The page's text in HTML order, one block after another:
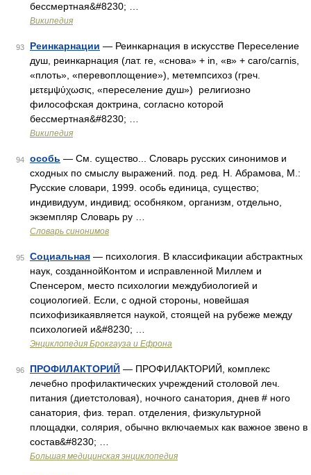
бессмертная&#8230; …
Википедия
93 Реинкарнации — Реинкарнация в искусстве Переселение
душ, реинкарнация (лат. re, «снова» + in, «в» + caro/carnis,
«плоть», «перевоплощение»), метемпсихоз (греч.
μετεμψύχωσις, «переселение душ») религиозно
философская доктрина, согласно которой
бессмертная&#8230; …
Википедия
94 особь — См. существо... Словарь русских синонимов и
сходных по смыслу выражений. под. ред. Н. Абрамова, М.:
Русские словари, 1999. особь единица, существо;
индивидуум, индивид; особняком, организм, отдельно,
экземпляр Словарь ру …
Словарь синонимов
95 Социальная — психология. В классификации абстрактных
наук, созданнойКонтом и исправленной Миллем и
Спенсером, место психологии междубиологией и
социологией. Если, с одной стороны, новейшая
психофизикаявляется наукой, стоящей на рубеже между
психологией и&#8230; …
Энциклопедия Брокгауза и Ефрона
96 ПРОФИЛАКТОРИЙ — ПРОФИЛАКТОРИЙ, комплекс
лечебно профилактических учреждений столовой леч.
питания (диетстоловая), ночного санатория, днев # ного
санатория, физ. терап. отделения, физкультурной
площадки, солярия, обычно включаемых как важное звено в
состав&#8230; …
Большая медицинская энциклопедия